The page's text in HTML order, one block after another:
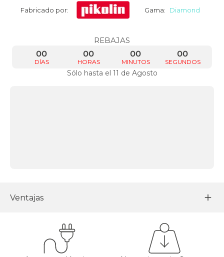
Fabricado por: Gama: Diamond
REBAJAS
DÍAS
00
HORAS
00
MINUTOS
00
SEGUNDOS
00
Sólo hasta el 11 de Agosto
Ventajas